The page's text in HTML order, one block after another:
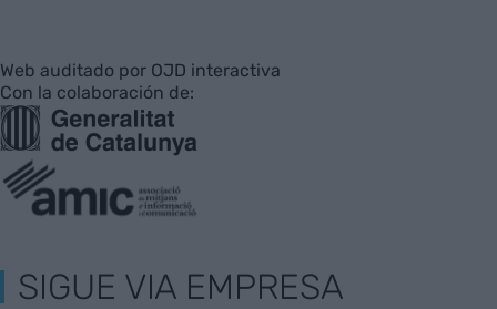
Web auditado por OJD interactiva
Con la colaboración de:
SIGUE VIA EMPRESA